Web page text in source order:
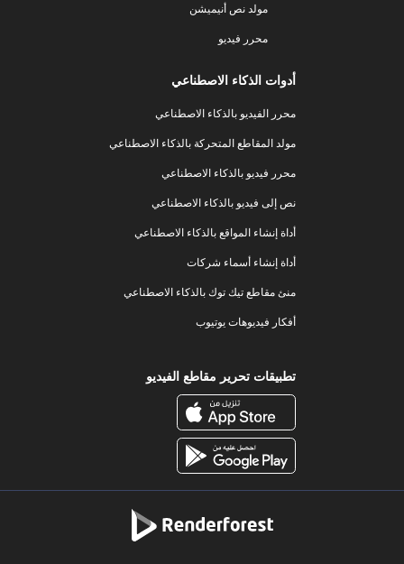
مولد نص أنيميشن
محرر فيديو
أدوات الذكاء الاصطناعي
محرر الفيديو بالذكاء الاصطناعي
مولد المقاطع المتحركة بالذكاء الاصطناعي
محرر فيديو بالذكاء الاصطناعي
نص إلى فيديو بالذكاء الاصطناعي
أداة إنشاء المواقع بالذكاء الاصطناعي
أداة إنشاء أسماء شركات
منئ مقاطع تيك توك بالذكاء الاصطناعي
أفكار فيديوهات يوتيوب
تطبيقات تحرير مقاطع الفيديو